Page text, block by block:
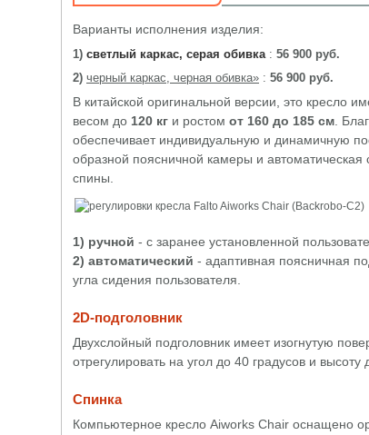
Варианты исполнения изделия:
1) светлый каркас, серая обивка: 56 900 руб.
2) черный каркас, черная обивка» : 56 900 руб.
В китайской оригинальной версии, это кресло
весом до 120 кг и ростом от 160 до 185 см .
обеспечивает индивидуальную и динамичную
образной поясничной камеры и
спины.
1) ручной - с заранее установленной
2) автоматический - адаптивная поясничная
угла сидения пользователя.
2D-подголовник
Двухслойный подголовник имеет изогнутую
отрегулировать на угол до 40 градусов и
Спинка
Компьютерное кресло Aiworks Chair оснащено